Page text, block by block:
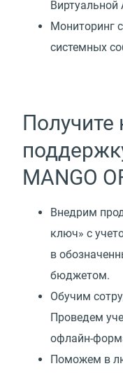
Виртуальной
Мониторинг
системных
MANGO
Внедрим
ключ» с
в
бюджетом.
Обучим
Проведем
офлайн-
Поможем в